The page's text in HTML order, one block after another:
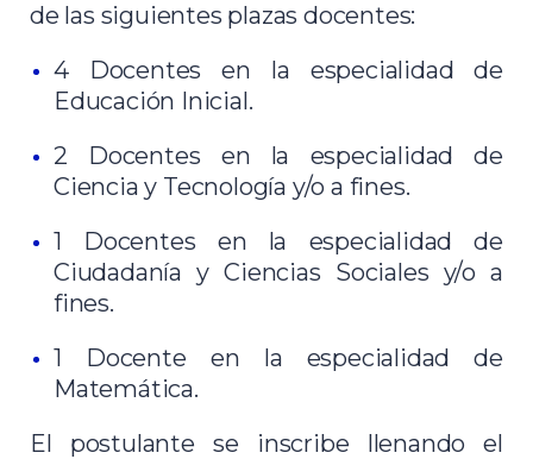
de las siguientes plazas docentes:
4 Docentes en la especialidad de
Educación Inicial.
2 Docentes en la especialidad de
Ciencia y Tecnología y/o a fines.
1 Docentes en la especialidad de
Ciudadanía y Ciencias Sociales y/o a
fines.
1 Docente en la especialidad de
Matemática.
El postulante se inscribe llenando el